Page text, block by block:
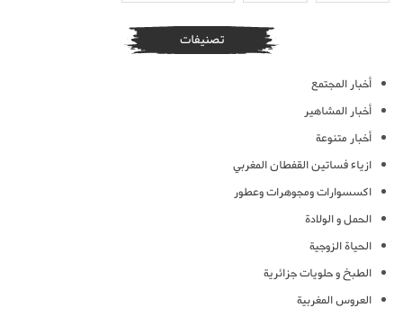
تصنيفات
أخبار المجتمع
أخبار المشاهير
أخبار متنوعة
ازياء فساتين القفطان المغربي
اكسسوارات ومجوهرات وعطور
الحمل و الولادة
الحياة الزوجية
الطبخ و حلويات جزائرية
العروس المغربية